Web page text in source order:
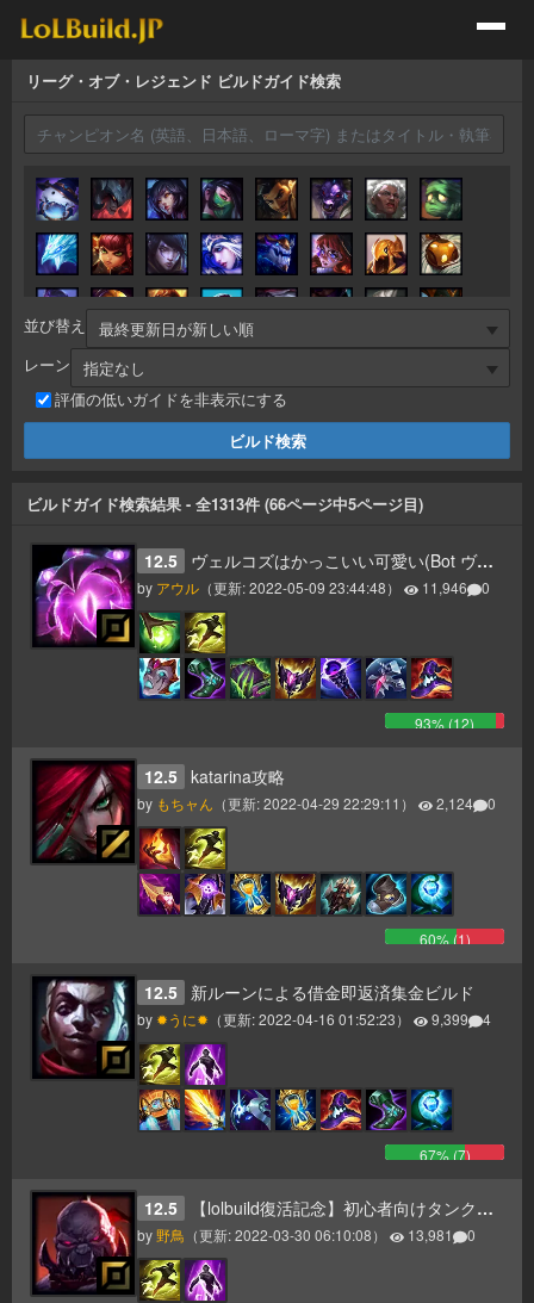
リーグ・オブ・レジェンド ビルドガイド検索
並び替え
レーン
評価の低いガイドを非表示にする
ビルドガイド検索結果 - 全1313件 (66ページ中5ページ目)
12.5 ヴェルコズはかっこいい可愛い(Bot ヴェルコズ )
by アウル （更新:2022-05-09 23:44:48） 11,946 0
93% (12)
12.5 katarina攻略
by もちャん （更新:2022-04-29 22:29:11 ） 2,124 0
60% (1)
12.5 新ルーンによる借金即返済集金ビルド
by ✹うに✹ （更新:2022-04-16 01:52:23） 9,399 4
67% (7)
12.5 【lolbuild復活記念】初心者向けタンクサイオンの手引き
by野鳥 （更新:2022-03-30 06:10:08） 13,981 0